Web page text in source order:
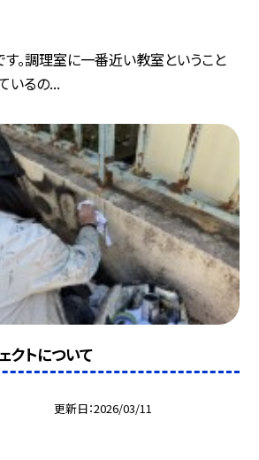
す。調理室に一番近い教室ということ
いるの...
クトについて
更新日 2026/03/11